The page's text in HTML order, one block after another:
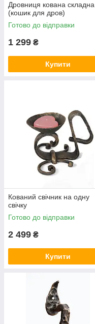
Дровниця кована складна
(кошик для дров)
Готово до відправки
1 299 ₴
Купити
Кований свічник на одну
свічку
Готово до відправки
2 499 ₴
Купити